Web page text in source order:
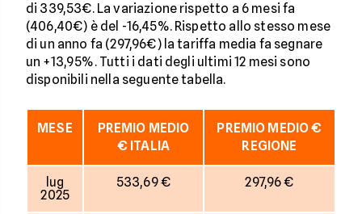
di 339,53€. La variazione rispetto a 6 mesi fa
(406,40€) è del -16,45%. Rispetto allo stesso mese
di un anno fa (297,96€) la tariffa media fa segnare
un +13,95%. Tutti i dati degli ultimi 12 mesi sono
disponibili nella seguente tabella.
MESE
PREMIO MEDIO
€ ITALIA
PREMIO MEDIO €
REGIONE
lug
2025
533,69 € 297,96 €